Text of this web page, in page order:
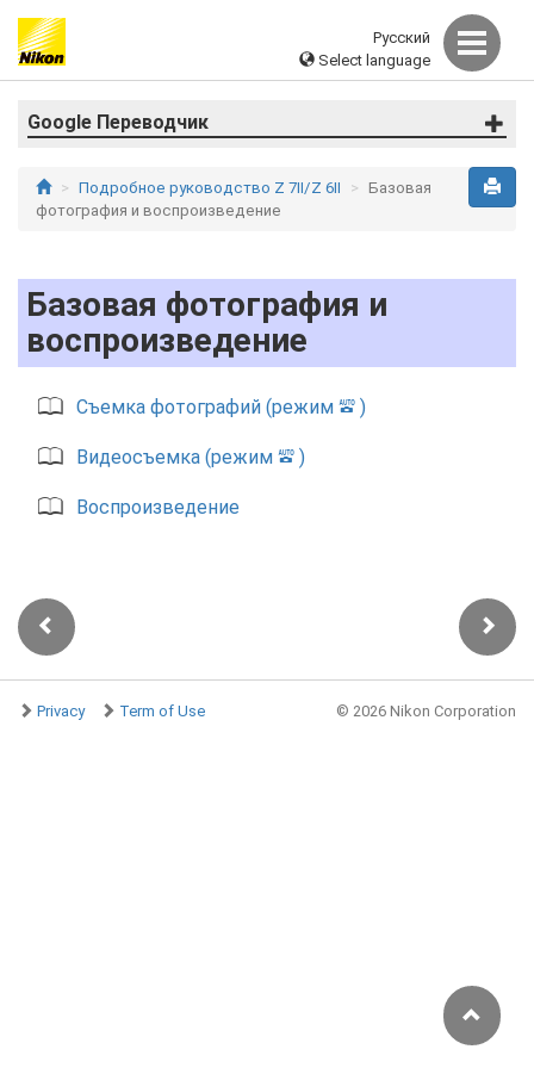
Русский
Select language
Google Переводчик
Подробное руководство Z 7II/Z 6II
Базовая
фотография и воспроизведение
Базовая фотография и
воспроизведение
Съемка фотографий (режим b)
Видеосъемка (режим b)
Воспроизведение
Privacy Term of Use © 2026 Nikon Corporation